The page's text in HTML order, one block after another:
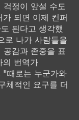
정이 앞설 수도
되면 이제 컨퍼
된다고 생각했
로 나가 사람들을
감과 존중을 표
의 번역가
때로는 누군가와
체적인 요구를 더